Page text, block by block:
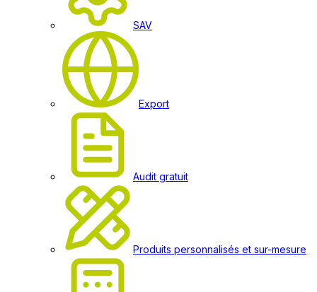
SAV
Export
Audit gratuit
Produits personnalisés et sur-mesure